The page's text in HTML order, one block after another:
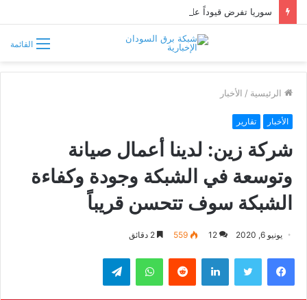
القائمة
الرئيسية / الأخبار
الأخبار تقارير
شركة زين: لدينا أعمال صيانة
وتوسعة في الشبكة وجودة وكفاءة
الشبكة سوف تتحسن قريباً
يونيو 6, 2020 12
559
فيسبوك تويتر لينكدإن واتساب تيلقرام